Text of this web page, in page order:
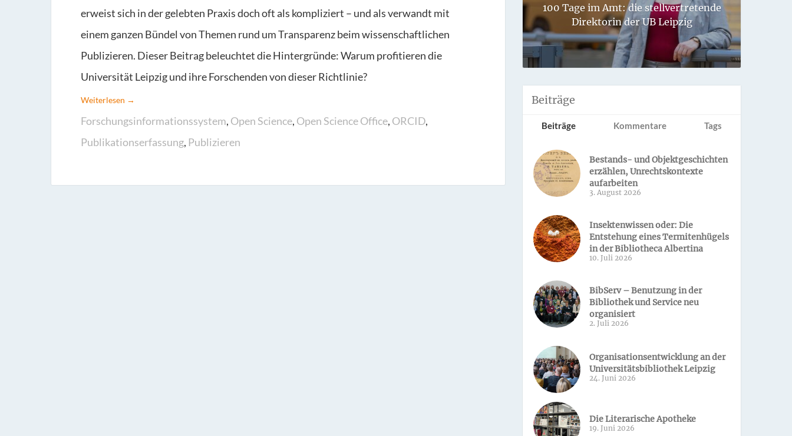
erweist sich in der gelebten Praxis doch oft als kompliziert – und als verwandt mit
einem ganzen Bündel von Themen rund um Transparenz beim wissenschaftlichen
Publizieren. Dieser Beitrag beleuchtet die Hintergründe: Warum profitieren die
Universität Leipzig und ihre Forschenden von dieser Richtlinie?
Weiterlesen →
Forschungsinformationssystem, Open Science, Open Science Office, ORCID,
Publikationserfassung, Publizieren
Seit dem 1. November 1977 hat er bei uns
100 Tage im Amt: die stellvertretende
Direktorin der UB Leipzig
Beiträge
Beiträge Kommentare Tags
Bestands- und Objektgeschichten
erzählen, Unrechtskontexte
aufarbeiten
3. August 2026
Insektenwissen oder: Die
Entstehung eines Termitenhügels
in der Bibliotheca Albertina
10. Juli 2026
BibServ – Benutzung in der
Bibliothek und Service neu
organisiert
2. Juli 2026
Organisationsentwicklung an der
Universitätsbibliothek Leipzig
24. Juni 2026
Die Literarische Apotheke
19. Juni 2026